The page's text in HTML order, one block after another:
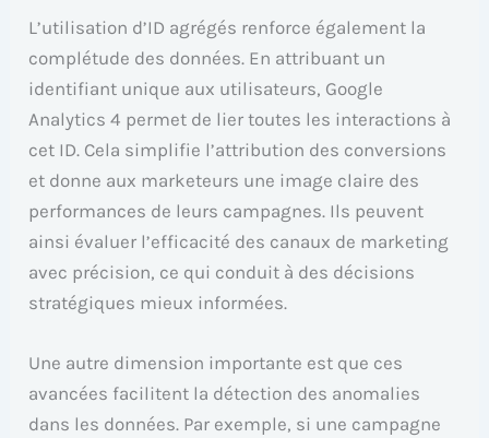
L’utilisation d’ID agrégés renforce également la
complétude des données. En attribuant un
identifiant unique aux utilisateurs, Google
Analytics 4 permet de lier toutes les interactions à
cet ID. Cela simplifie l’attribution des conversions
et donne aux marketeurs une image claire des
performances de leurs campagnes. Ils peuvent
ainsi évaluer l’efficacité des canaux de marketing
avec précision, ce qui conduit à des décisions
stratégiques mieux informées.
Une autre dimension importante est que ces
avancées facilitent la détection des anomalies
dans les données. Par exemple, si une campagne